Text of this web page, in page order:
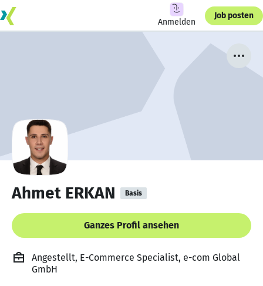
Anmelden
Job posten
Ahmet ERKAN Basis
Ganzes Profil ansehen
Angestellt, E-Commerce Specialist, e-com Global
GmbH